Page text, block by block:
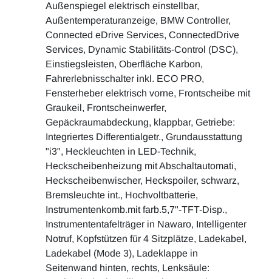
Außenspiegel elektrisch einstellbar,
Außentemperaturanzeige, BMW Controller,
Connected eDrive Services, ConnectedDrive
Services, Dynamic Stabilitäts-Control (DSC),
Einstiegsleisten, Oberfläche Karbon,
Fahrerlebnisschalter inkl. ECO PRO,
Fensterheber elektrisch vorne, Frontscheibe mit
Graukeil, Frontscheinwerfer,
Gepäckraumabdeckung, klappbar, Getriebe:
Integriertes Differentialgetr., Grundausstattung
"i3", Heckleuchten in LED-Technik,
Heckscheibenheizung mit Abschaltautomati,
Heckscheibenwischer, Heckspoiler, schwarz,
Bremsleuchte int., Hochvoltbatterie,
Instrumentenkomb.mit farb.5,7"-TFT-Disp.,
Instrumententafelträger in Nawaro, Intelligenter
Notruf, Kopfstützen für 4 Sitzplätze, Ladekabel,
Ladekabel (Mode 3), Ladeklappe in
Seitenwand hinten, rechts, Lenksäule: